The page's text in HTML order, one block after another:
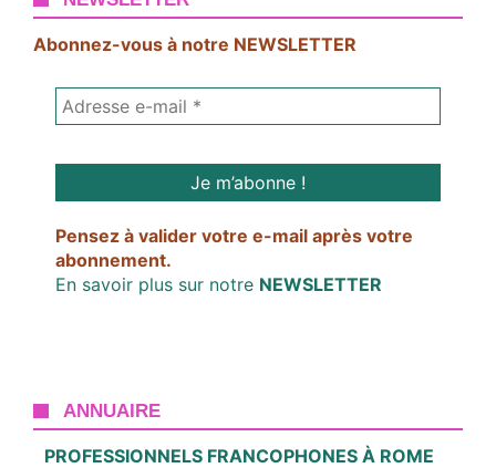
Abonnez-vous à notre NEWSLETTER
Pensez à valider votre e-mail après votre
abonnement.
En savoir plus sur notre NEWSLETTER
ANNUAIRE
PROFESSIONNELS FRANCOPHONES À ROME